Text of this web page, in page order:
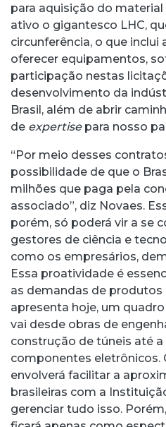
para aquisição do
ativo o gigantesco LHC,
circunferência, o que inclui
oferecer equipamentos,
participação nestas
desenvolvimento da
Brasil, além de abrir
de expertisepara nosso
“Por meio desses
possibilidade de que o
milhões que paga pela
associado”, diz Novaes.
porém, só poderá vir a se
gestores de ciência e
como os empresários,
Essa proatividade é
as demandas de produtos
apresenta hoje, um
vai desde obras de
construção de túneis até
componentes eletrônicos.
envolverá facilitar a
brasileiras com a
gerenciar tudo isso.